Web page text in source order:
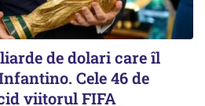
de dolari care îl
Cele 46 de
viitorul FIFA